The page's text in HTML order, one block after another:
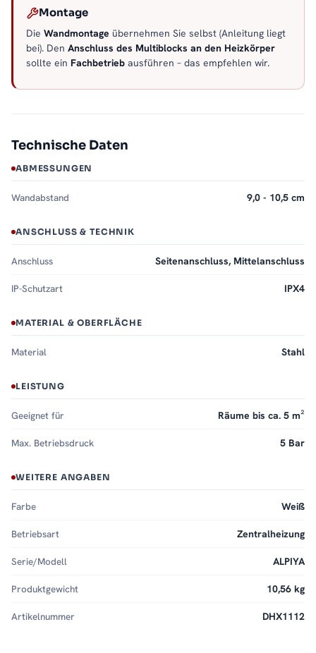
Montage
Die Wandmontage übernehmen Sie selbst (Anleitung liegt
bei). Den Anschluss des Multiblocks an den Heizkörper
sollte ein Fachbetrieb ausführen – das empfehlen wir.
Technische Daten
ABMESSUNGEN
Wandabstand 9,0 - 10,5 cm
ANSCHLUSS & TECHNIK
Anschluss Seitenanschluss, Mittelanschluss
IP-Schutzart IPX4
MATERIAL & OBERFLÄCHE
Material Stahl
LEISTUNG
Geeignet für Räume bis ca. 5 m²
Max. Betriebsdruck 5 Bar
WEITERE ANGABEN
Farbe Weiß
Betriebsart Zentralheizung
Serie/Modell ALPIYA
Produktgewicht 10,56 kg
Artikelnummer DHX1112